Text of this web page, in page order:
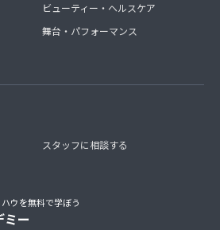
ビューティー・ヘルスケア
舞台・パフォーマンス
スタッフに相談する
ウを無料で学ぼう
ミー